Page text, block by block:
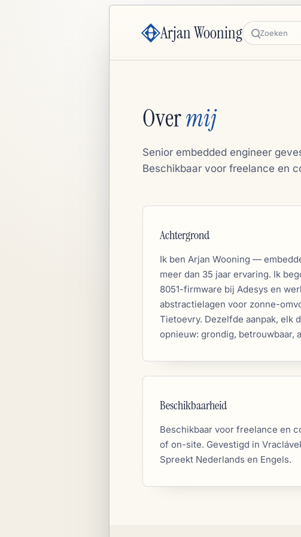
Arjan Wooning Zoeken
Overmij
Senior embedded engineer
Beschikbaar voor freelance en
Achtergrond
Ik ben Arjan Wooning —
meer dan 35 jaar ervaring. Ik
8051-firmware bij Adesys en
abstractielagen voor zonne-
Tietoevry. Dezelfde aanpak, elk
opnieuw: grondig, betrouwbaar,
Beschikbaarheid
Beschikbaar voor freelance en
of on-site. Gevestigd in
Spreekt Nederlands en Engels.